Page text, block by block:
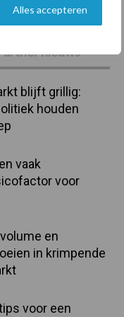
Alles accepteren
nieuws
blijft grillig:
houden
vaak
voor
en
in krimpende
voor een